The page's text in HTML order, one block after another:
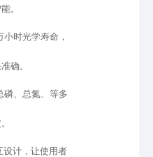
。
小时光学寿命，
确。
磷、总氮、等多
设计，让使用者